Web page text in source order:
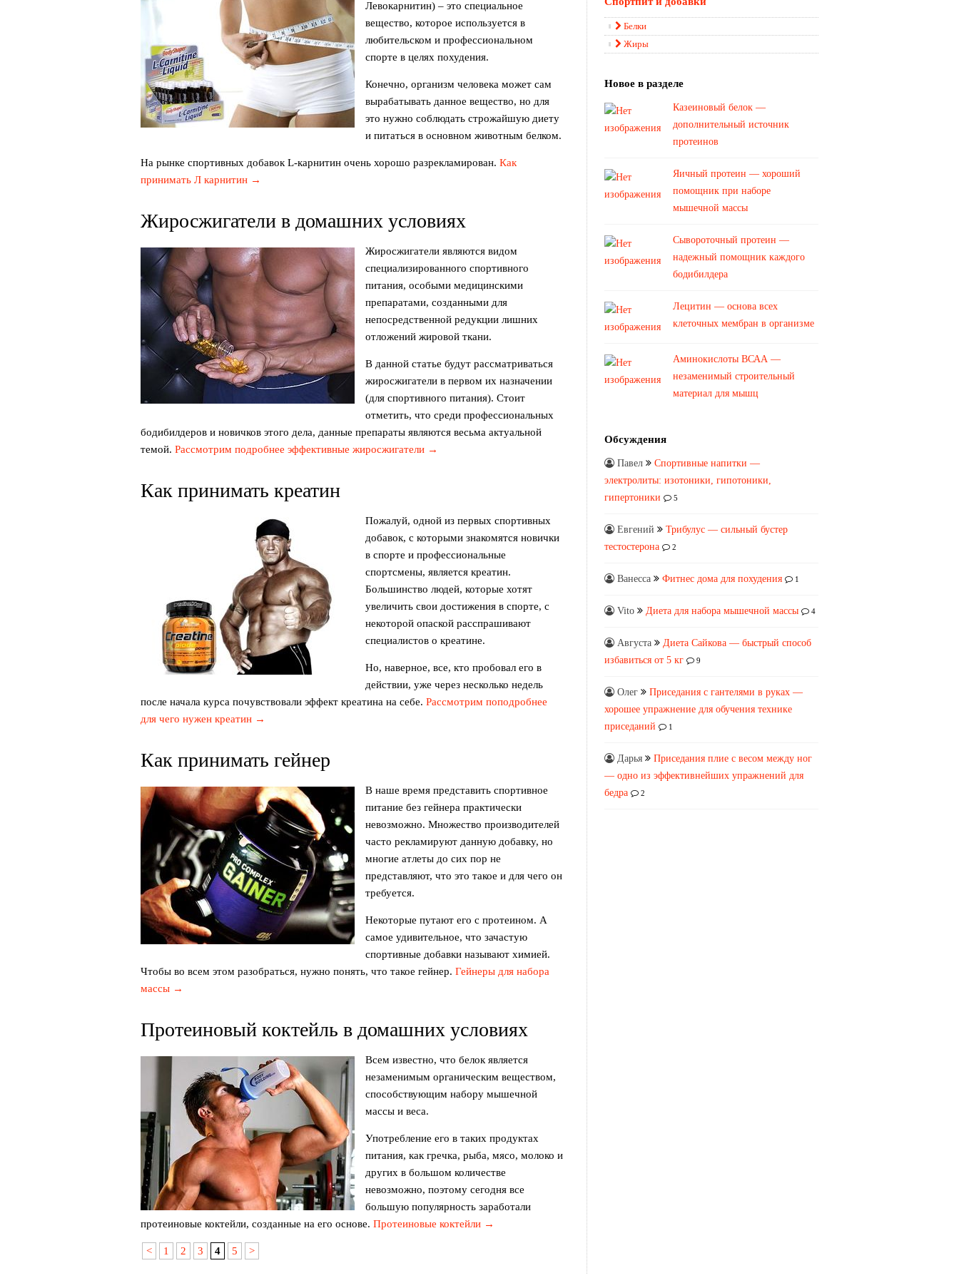
Левокарнитин) – это специальное
вещество, которое используется в
любительском и профессиональном
спорте в целях похудения.
Конечно, организм человека может сам
вырабатывать данное вещество, но для
это нужно соблюдать строжайшую диету
и питаться в основном животным белком.
На рынке спортивных добавок L-карнитин очень хорошо разрекламирован. Как
принимать Л карнитин →
Жиросжигатели в домашних условиях
Жиросжигатели являются видом
специализированного спортивного
питания, особыми медицинскими
препаратами, созданными для
непосредственной редукции лишних
отложений жировой ткани.
В данной статье будут рассматриваться
жиросжигатели в первом их назначении
(для спортивного питания). Стоит
отметить, что среди профессиональных
бодибилдеров и новичков этого дела, данные препараты являются весьма актуальной
темой. Рассмотрим подробнее эффективные жиросжигатели →
Как принимать креатин
Пожалуй, одной из первых спортивных
добавок, с которыми знакомятся новички
в спорте и профессиональные
спортсмены, является креатин.
Большинство людей, которые хотят
увеличить свои достижения в спорте, с
некоторой опаской расспрашивают
специалистов о креатине.
Но, наверное, все, кто пробовал его в
действии, уже через несколько недель
после начала курса почувствовали эффект креатина на себе. Рассмотрим поподробнее
для чего нужен креатин →
Как принимать гейнер
В наше время представить спортивное
питание без гейнера практически
невозможно. Множество производителей
часто рекламируют данную добавку, но
многие атлеты до сих пор не
представляют, что это такое и для чего он
требуется.
Некоторые путают его с протеином. А
самое удивительное, что зачастую
спортивные добавки называют химией.
Чтобы во всем этом разобраться, нужно понять, что такое гейнер. Гейнеры для набора
массы →
Протеиновый коктейль в домашних условиях
Всем известно, что белок является
незаменимым органическим веществом,
способствующим набору мышечной
массы и веса.
Употребление его в таких продуктах
питания, как гречка, рыба, мясо, молоко и
других в большом количестве
невозможно, поэтому сегодня все
большую популярность заработали
протеиновые коктейли, созданные на его основе. Протеиновые коктейли →
< 1 2 3 4 5 >
Белки
Жиры
Новое в разделе
Казеиновый белок —
дополнительный источник
протеинов
Яичный протеин — хороший
помощник при наборе
мышечной массы
Сывороточный протеин —
надежный помощник каждого
бодибилдера
Лецитин — основа всех
клеточных мембран в организме
Аминокислоты ВСАА —
незаменимый строительный
материал для мышц
Обсуждения
Павел
Спортивные напитки —
электролиты: изотоники, гипотоники,
гипертоники
5
Евгений
Трибулус — сильный бустер
тестостерона
2
Ванесса Фитнес дома для похудения 1
Vito Диета для набора мышечной массы 4
Августа
Диета Сайкова — быстрый способ
избавиться от 5 кг
9
Олег
Приседания с гантелями в руках —
хорошее упражнение для обучения технике
приседаний
1
Дарья
Приседания плие с весом между ног
— одно из эффективнейших упражнений для
бедра
2